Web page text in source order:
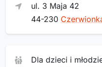
ul. 3 Maja 42
44-230
Dla dzieci i